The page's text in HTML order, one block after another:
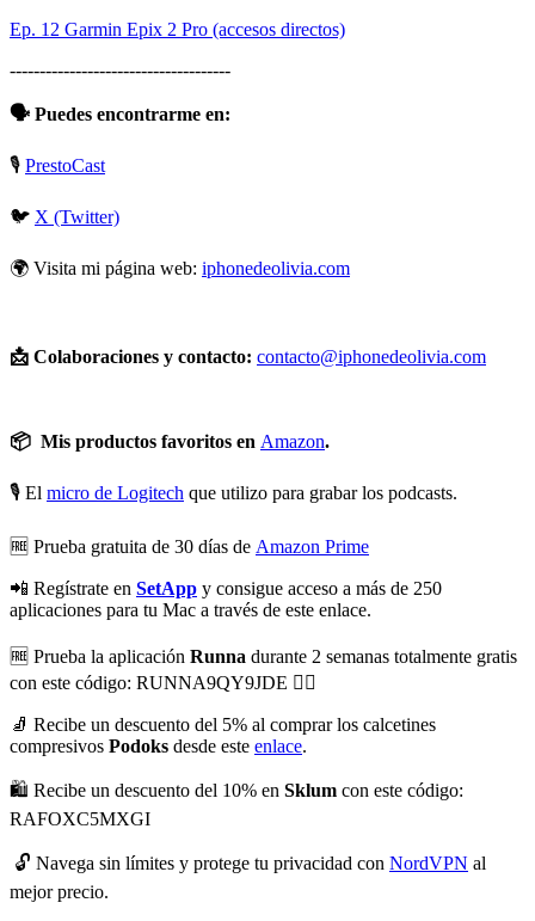
Ep. 12 Garmin Epix 2 Pro (accesos directos)
-------------------------------------
🗣️ Puedes encontrarme en:
🎙️ ⁠⁠⁠⁠⁠⁠PrestoCast⁠⁠
🐦 ⁠⁠⁠⁠⁠⁠⁠⁠⁠⁠⁠⁠⁠⁠⁠⁠⁠⁠⁠⁠⁠⁠X (Twitter)⁠⁠⁠⁠⁠⁠⁠⁠⁠⁠⁠⁠⁠⁠⁠⁠⁠⁠⁠⁠⁠⁠
🌍 Visita mi página web: ⁠⁠⁠⁠⁠⁠⁠⁠⁠⁠⁠⁠⁠⁠⁠⁠⁠⁠⁠⁠⁠⁠iphonedeolivia.com⁠⁠⁠⁠⁠⁠⁠⁠⁠⁠⁠⁠⁠⁠⁠⁠⁠⁠⁠⁠⁠⁠
📩 Colaboraciones y contacto: ⁠⁠⁠⁠⁠⁠⁠⁠⁠⁠⁠⁠⁠⁠⁠⁠⁠⁠⁠⁠⁠⁠contacto@iphonedeolivia.com⁠⁠⁠⁠⁠⁠⁠⁠⁠⁠⁠⁠⁠⁠⁠⁠⁠⁠⁠⁠⁠⁠
📦 Mis productos favoritos en ⁠⁠⁠⁠⁠⁠⁠⁠⁠⁠⁠⁠⁠⁠⁠⁠⁠⁠⁠⁠⁠⁠Amazon⁠⁠⁠⁠⁠⁠⁠⁠⁠⁠⁠⁠⁠⁠⁠⁠⁠⁠⁠⁠⁠⁠.
🎙️ El ⁠⁠⁠⁠⁠⁠⁠⁠⁠⁠⁠⁠⁠⁠⁠⁠⁠⁠⁠⁠⁠⁠micro de Logitech⁠⁠⁠⁠⁠⁠⁠⁠⁠⁠⁠⁠⁠⁠⁠⁠⁠⁠⁠⁠⁠⁠ que utilizo para grabar los podcasts.
🆓 Prueba gratuita de 30 días de ⁠⁠⁠⁠⁠⁠⁠⁠⁠⁠⁠⁠⁠⁠⁠⁠⁠⁠⁠⁠⁠⁠Amazon Prime⁠⁠⁠⁠⁠⁠⁠⁠⁠⁠⁠⁠⁠⁠⁠⁠⁠⁠⁠⁠⁠⁠
📲 Regístrate en SetApp y consigue acceso a más de 250
aplicaciones para tu Mac a través de este enlace.
🆓 Prueba la aplicación Runna durante 2 semanas totalmente gratis
con este código: RUNNA9QY9JDE 👈🏻
🧦 Recibe un descuento del 5% al comprar los calcetines
compresivos Podoks desde este ⁠⁠⁠⁠⁠⁠⁠⁠⁠⁠⁠⁠⁠⁠⁠⁠⁠⁠⁠⁠⁠⁠⁠enlace⁠⁠⁠⁠⁠⁠⁠⁠⁠⁠⁠⁠⁠⁠⁠⁠⁠⁠⁠⁠⁠⁠⁠.
🛍️ Recibe un descuento del 10% en Sklum con este código:
RAFOXC5MXGI
🔓 Navega sin límites y protege tu privacidad con ⁠⁠⁠⁠NordVPN⁠⁠⁠⁠ al
mejor precio.